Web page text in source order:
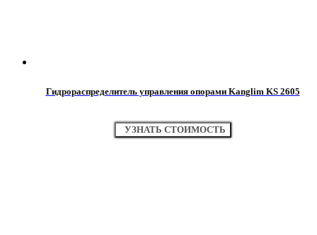
Гидрораспределитель управления опорами Kanglim KS 2605
УЗНАТЬ СТОИМОСТЬ